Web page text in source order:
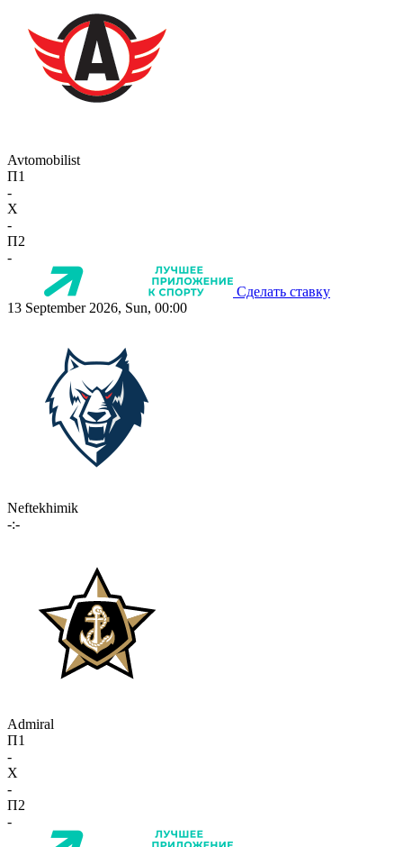
Avtomobilist
П1
-
X
-
П2
-
Сделать ставку
13 September 2026, Sun, 00:00
Neftekhimik
-:-
Admiral
П1
-
X
-
П2
-